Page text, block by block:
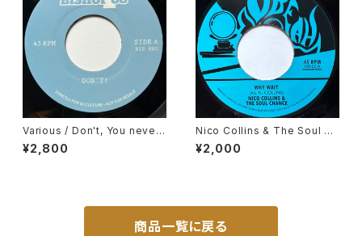
Various / Don't, You never
Come Closer
¥2,800
Nico Collins & The Soul Ch
ance / Why Wait
¥2,000
商品一覧に戻る